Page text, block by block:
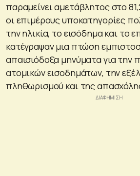
παραμείνει αμετάβλητος στο
οι επιμέρους υποκατηγορίες
την ηλικία, το εισόδημα και το
κατέγραψαν μια πτώση
απαισιόδοξα μηνύματα για την
ατομικών εισοδημάτων, την
πληθωρισμού και της